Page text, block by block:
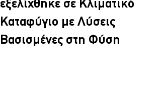
εξελίχθηκε σε Κλιματικό
Καταφύγιο με Λύσεις
Βασισμένες στη Φύση